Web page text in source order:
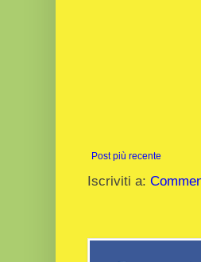
Post più recente
Iscriviti a: